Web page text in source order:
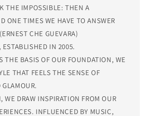
THE IMPOSSIBLE: THEN A
ONE TIMES WE HAVE TO ANSWER
(ERNEST CHE GUEVARA)
ESTABLISHED IN 2005.
THE BASIS OF OUR FOUNDATION, WE
THAT FEELS THE SENSE OF
GLAMOUR.
WE DRAW INSPIRATION FROM OUR
INFLUENCED BY MUSIC,